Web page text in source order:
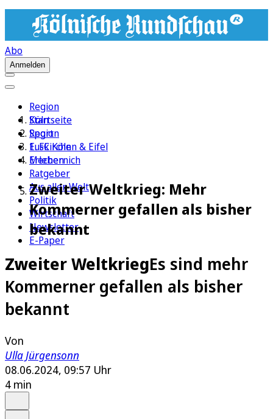
Abo
Anmelden
Region
Köln
Sport
1. FC Köln
Erleben
Ratgeber
Aus aller Welt
Politik
Wirtschaft
Newsletter
E-Paper
Startseite
Region
Euskirchen & Eifel
Mechernich
Zweiter Weltkrieg: Mehr
Kommerner gefallen als bisher
bekannt
Zweiter WeltkriegEs sind mehr
Kommerner gefallen als bisher
bekannt
Von
Ulla Jürgensonn
08.06.2024, 09:57 Uhr
4 min